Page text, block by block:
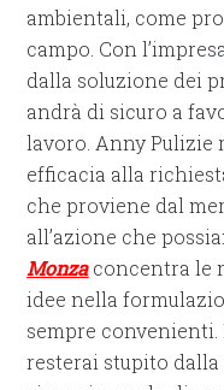
ambientali, come
campo. Con l’impresa
dalla soluzione dei
andrà di sicuro a
lavoro. Anny Pulizie
efficacia alla
che proviene dal
all’azione che
Monzaconcentra le
idee nella
sempre
resterai stupito